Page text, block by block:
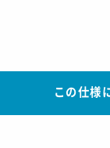
この仕様